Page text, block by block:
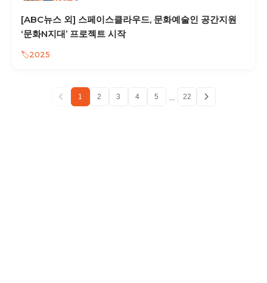
[ABC뉴스 외] 스페이스클라우드, 문화예술인 공간지원
‘문화N지대’ 프로젝트 시작
2025
1 2 3 4 5 ... 22